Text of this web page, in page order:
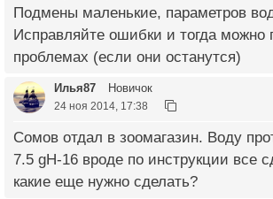
Подмены маленькие, параметров
Исправляйте ошибки и тогда можно
проблемах (если они останутся)
Илья87 Новичок
24 ноя 2014, 17:38
Сомов отдал в зоомагазин. Воду
7.5 gH-16 вроде по инструкции все
какие еще нужно сделать?